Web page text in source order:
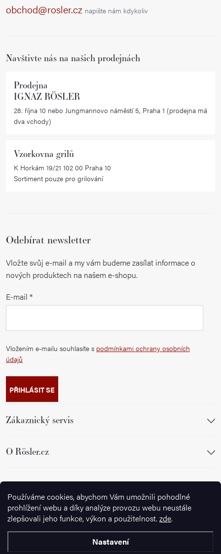
Používáme cookies, abychom Vám umožnili pohodlné
prohlížení webu a díky analýze provozu webu neustále
zlepšovali jeho funkce, výkon a použitelnost. zde.
Nastavení
obchod@rosler.cz napište nám kdykoliv
Navštivte nás na našich prodejnách
Prodejna
IGNAZ RÖSLER
28. října 10 nebo Jungmannovo náměstí 5, Praha 1 (prodejna má
dva vchody)
Vzorkovna grilů
K Horkám 19/21 102 00 Praha 10
Sortiment pouze pro grilování
Odebírat newsletter
Vložte svůj e-mail a my vám budeme zasílat informace o
nových produktech na našem e-shopu.
E-mail
Vložením e-mailu souhlasíte s podmínkami ochrany osobních
údajů
PŘIHLÁSIT SE
Zákaznický servis
O Rösler.cz
Sledujte nás